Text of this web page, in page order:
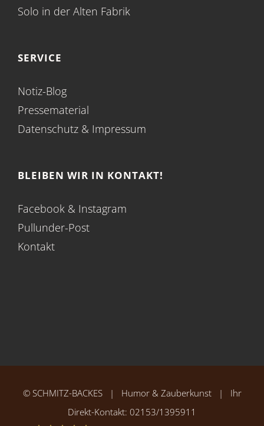
Solo in der Alten Fabrik
SERVICE
Notiz-Blog
Pressematerial
Datenschutz & Impressum
BLEIBEN WIR IN KONTAKT!
Facebook & Instagram
Pullunder-Post
Kontakt
© SCHMITZ-BACKES| Humor & Zauberkunst | Ihr
Direkt-Kontakt: 02153/1395911